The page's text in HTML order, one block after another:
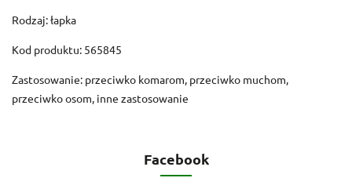
Rodzaj: łapka
Kod produktu: 565845
Zastosowanie: przeciwko komarom, przeciwko muchom,
przeciwko osom, inne zastosowanie
Facebook